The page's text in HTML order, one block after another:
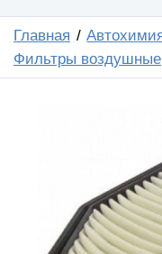
Главная
Фильтры воздушные